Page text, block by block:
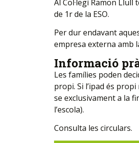
Al Col·legi Ramon
de 1r de la ESO.
Per dur endavant
empresa externa amb
Informació
Les famílies poden
propi. Si l’ipad és
se exclusivament a la
l’escola).
Consulta les circulars.